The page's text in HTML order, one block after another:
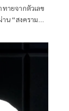
ายจากตัวเลข
น “สงคราม